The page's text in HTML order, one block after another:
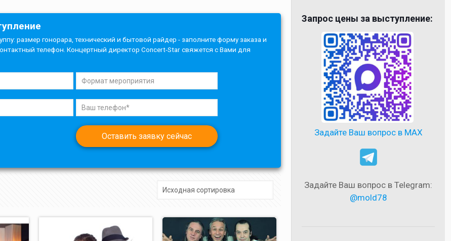
размер гонорара, технический и бытовой райдер - заполните форму заказа и
телефон. Концертный директор Concert-Star свяжется с Вами для
Запрос цены за выступление:
Задайте Ваш вопрос в MAX
Задайте Ваш вопрос в Telegram:
@mold78